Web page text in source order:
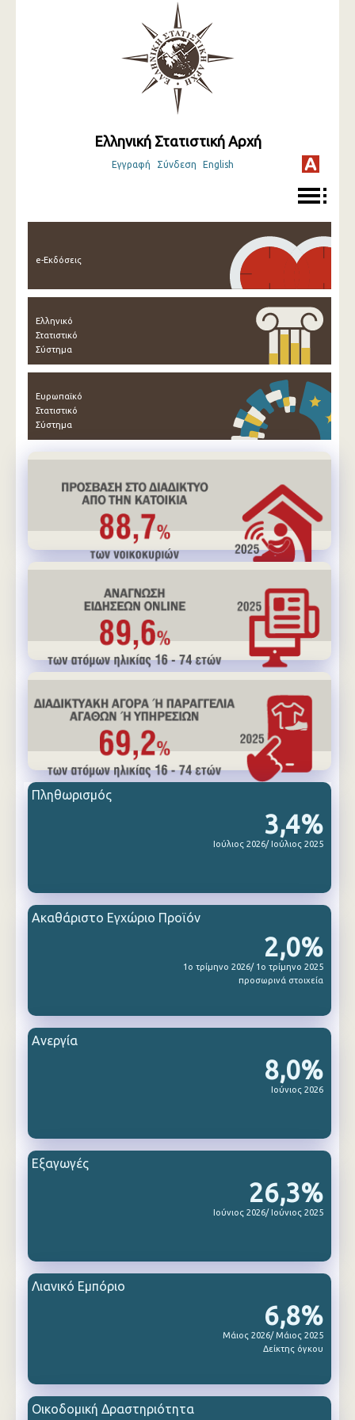
Ελληνική Στατιστική Αρχή
Εγγραφή Σύνδεση English
e-Εκδόσεις
Ελληνικό
Στατιστικό
Σύστημα
Ευρωπαϊκό
Στατιστικό
Σύστημα
3,4%
Ιούλιος 2026/ Ιούλιος 2025
Πληθωρισμός
2,0%
1ο τρίμηνο 2026/ 1ο τρίμηνο 2025
προσωρινά στοιχεία
Ακαθάριστο Εγχώριο Προϊόν
8,0%
Ιούνιος 2026
Ανεργία
26,3%
Ιούνιος 2026/ Ιούνιος 2025
Εξαγωγές
6,8%
Μάιος 2026/ Μάιος 2025
Δείκτης όγκου
Λιανικό Εμπόριο
Οικοδομική Δραστηριότητα